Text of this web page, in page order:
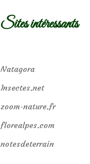
Sites intéressants
Natagora
Insectes.net
zoom-nature.fr
florealpes.com
notesdeterrain